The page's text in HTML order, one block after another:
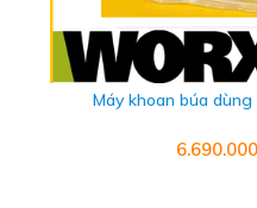
kết hợp với 2 nguồn pin
10.8V và 12V cho chiếc
sử dụng máy linh hoạt và
bạn mua sắm. Pin của máy
Li-Ion, giúp lưu lượng pin
Máy khoan búa